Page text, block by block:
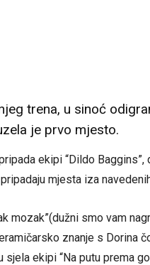
trena, u sinoć
je prvo mjesto.
ekipi “Dildo
pripadaju mjesta iza
mozak”(dužni smo vam
znanje s Dorina
sjela ekipi “Na putu prema